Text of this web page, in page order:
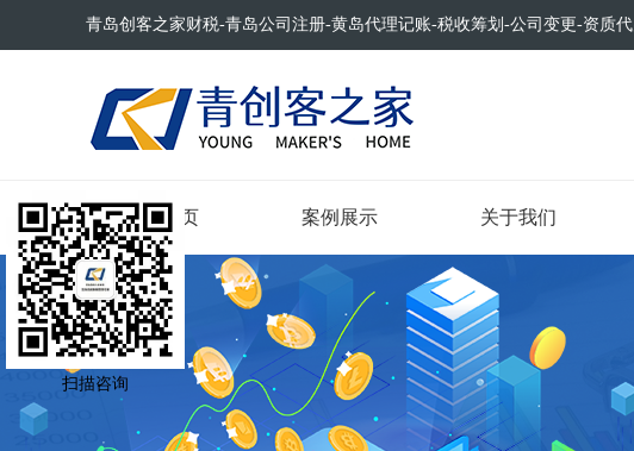
青岛创客之家财税-青岛公司注册-黄岛代理记账-税收筹划-公司变更-资质
网站首页 案例展示 关于我们
扫描咨询